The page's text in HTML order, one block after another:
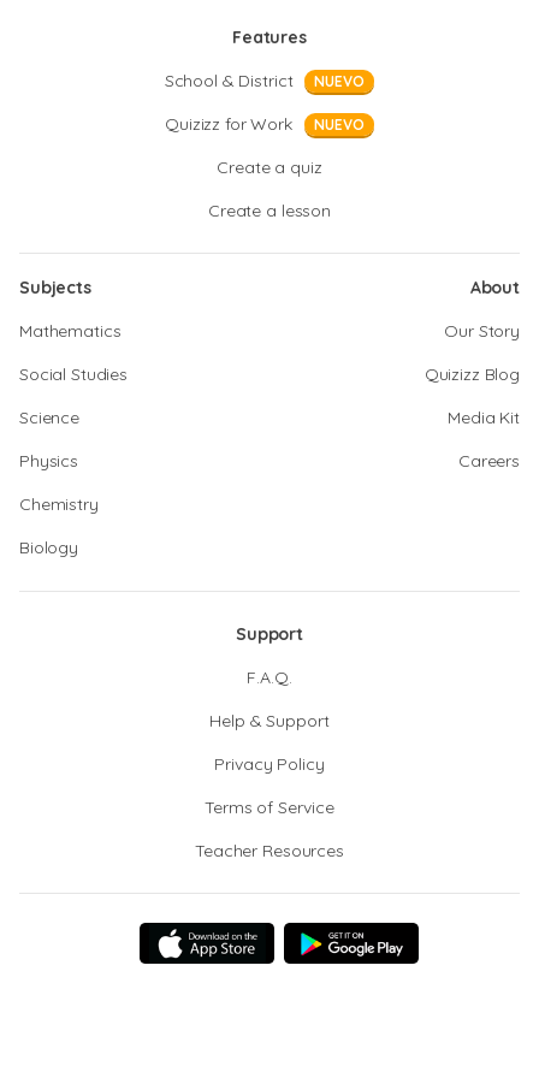
Features
School & District
NUEVO
Quizizz for Work NUEVO
Create a quiz
Create a lesson
Subjects
Mathematics
Social Studies
Science
Physics
Chemistry
Biology
About
Our Story
Quizizz Blog
Media Kit
Careers
Support
F.A.Q.
Help & Support
Privacy Policy
Terms of Service
Teacher Resources